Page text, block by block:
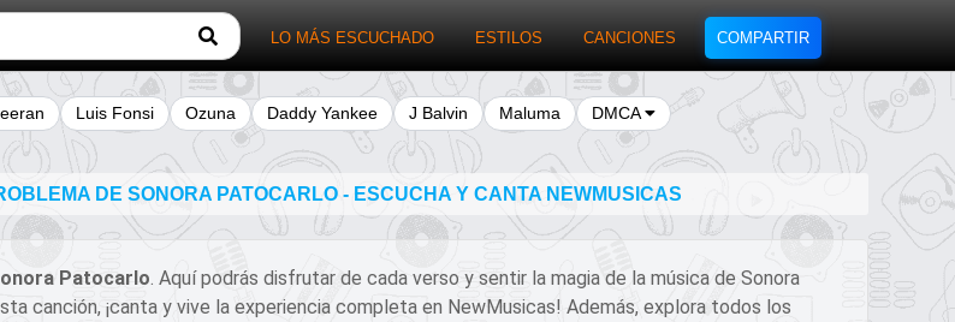
LO MÁS ESCUCHADO ESTILOS CANCIONES COMPARTIR
Luis Fonsi Ozuna Daddy Yankee J Balvin Maluma DMCA
DE SONORA PATOCARLO - ESCUCHA Y CANTA NEWMUSICAS
Patocarlo. Aquí podrás disfrutar de cada verso y sentir la magia de la música de Sonora
canción, ¡canta y vive la experiencia completa en NewMusicas! Además, explora todos los